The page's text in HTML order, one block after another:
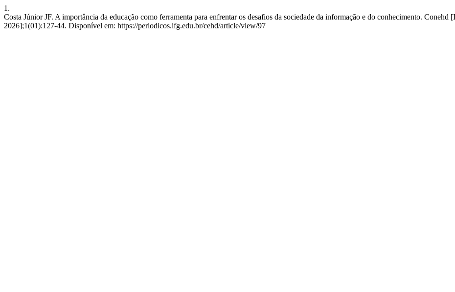
1.
Costa Júnior JF. A importância da educação como ferramenta para enfrentar os desafios da sociedade da informação e do conhecimento. Conehd
2026];1(01):127-44. Disponível em: https://periodicos.ifg.edu.br/cehd/article/view/97